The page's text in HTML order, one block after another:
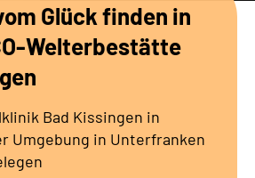
Glück finden in
Welterbestätte
Bad Kissingen in
Umgebung in Unterfranken